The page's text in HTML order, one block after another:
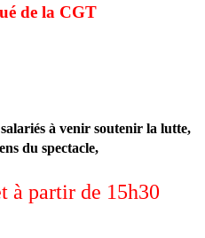
de la CGT
à venir soutenir la lutte,
du spectacle,
à partir de 15h30